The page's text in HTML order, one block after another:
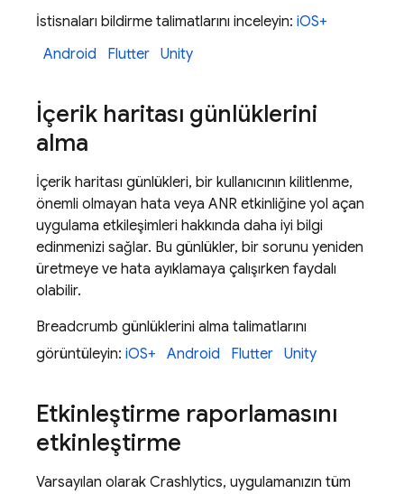
İstisnaları bildirme talimatlarını inceleyin: iOS+
Android
Flutter Unity
İçerik haritası günlüklerini
alma
İçerik haritası günlükleri, bir kullanıcının kilitlenme,
önemli olmayan hata veya ANR etkinliğine yol açan
uygulama etkileşimleri hakkında daha iyi bilgi
edinmenizi sağlar. Bu günlükler, bir sorunu yeniden
üretmeye ve hata ayıklamaya çalışırken faydalı
olabilir.
Breadcrumb günlüklerini alma talimatlarını
görüntüleyin: iOS+ Android Flutter Unity
Etkinleştirme raporlamasını
etkinleştirme
Varsayılan olarak Crashlytics, uygulamanızın tüm